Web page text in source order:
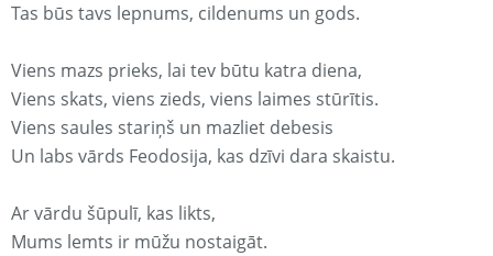
Tas būs tavs lepnums, cildenums un gods.
Viens mazs prieks, lai tev būtu katra diena,
Viens skats, viens zieds, viens laimes stūrītis.
Viens saules stariņš un mazliet debesis
Un labs vārds Feodosija, kas dzīvi dara skaistu.
Ar vārdu šūpulī, kas likts,
Mums lemts ir mūžu nostaigāt.